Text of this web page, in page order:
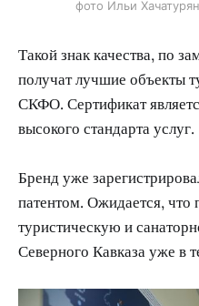
фото Ильи
Такой знак качества, по
получат лучшие объекты
СКФО. Сертификат
высокого стандарта услуг.
Бренд уже
патентом. Ожидается, что
туристическую и
Северного Кавказа уже в